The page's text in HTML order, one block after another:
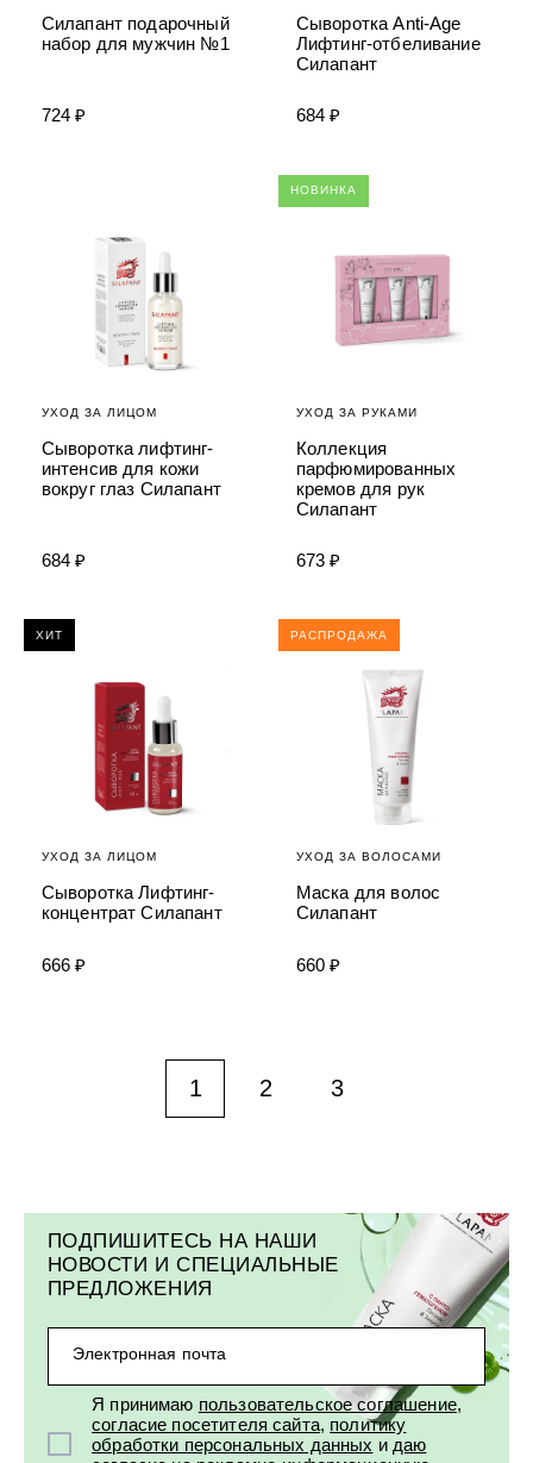
Силапант подарочный
набор для мужчин №1
724 ₽
Сыворотка Anti-Age
Лифтинг-отбеливание
Силапант
684 ₽
УХОД ЗА ЛИЦОМ
Сыворотка лифтинг-
интенсив для кожи
вокруг глаз Силапант
684 ₽
НОВИНКА
УХОД ЗА РУКАМИ
Коллекция
парфюмированных
кремов для рук
Силапант
673 ₽
ХИТ
УХОД ЗА ЛИЦОМ
Сыворотка Лифтинг-
концентрат Силапант
666 ₽
РАСПРОДАЖА
УХОД ЗА ВОЛОСАМИ
Маска для волос
Силапант
660 ₽
1 2 3
ПОДПИШИТЕСЬ НА НАШИ
НОВОСТИ И СПЕЦИАЛЬНЫЕ
ПРЕДЛОЖЕНИЯ
Электронная почта
Я принимаю пользовательское соглашение,
согласие посетителя сайта, политику
обработки персональных данных и даю